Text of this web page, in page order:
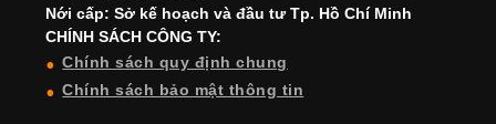
Nới cấp: Sở kế hoạch và đầu tư Tp. Hồ Chí Minh
CHÍNH SÁCH CÔNG TY:
Chính sách quy định chung
Chính sách bảo mật thông tin